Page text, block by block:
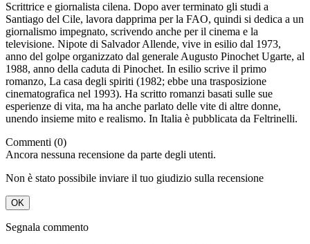
Scrittrice e giornalista cilena. Dopo aver terminato gli studi a
Santiago del Cile, lavora dapprima per la FAO, quindi si dedica a un
giornalismo impegnato, scrivendo anche per il cinema e la
televisione. Nipote di Salvador Allende, vive in esilio dal 1973,
anno del golpe organizzato dal generale Augusto Pinochet Ugarte, al
1988, anno della caduta di Pinochet. In esilio scrive il primo
romanzo, La casa degli spiriti (1982; ebbe una trasposizione
cinematografica nel 1993). Ha scritto romanzi basati sulle sue
esperienze di vita, ma ha anche parlato delle vite di altre donne,
unendo insieme mito e realismo. In Italia è pubblicata da Feltrinelli.
Commenti (0)
Ancora nessuna recensione da parte degli utenti.
Non è stato possibile inviare il tuo giudizio sulla recensione
OK
Segnala commento